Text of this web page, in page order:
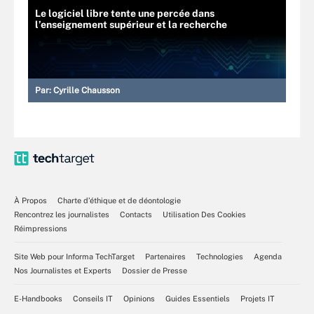
Le logiciel libre tente une percée dans
l’enseignement supérieur et la recherche
Par: Cyrille Chausson
À Propos
Charte d’éthique et de déontologie
Rencontrez les journalistes
Contacts
Utilisation Des Cookies
Réimpressions
Site Web pour Informa TechTarget Partenaires Technologies
Agenda
Nos Journalistes et Experts
Dossier de Presse
E-Handbooks Conseils IT Opinions Guides Essentiels Projets IT